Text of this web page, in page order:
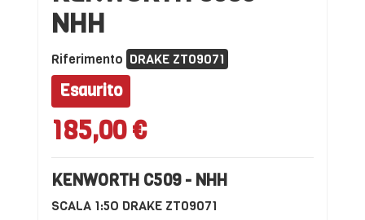
NHH
Riferimento DRAKE ZT09071
Esaurito
185,00 €
KENWORTH C509 - NHH
SCALA 1:5O DRAKE ZT09071